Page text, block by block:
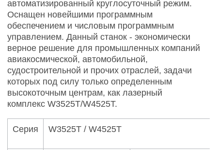
автоматизированный круглосуточный режим.
Оснащен новейшими программным
обеспечением и числовым программным
управлением. Данный станок - экономически
верное решение для промышленных компаний
авиакосмической, автомобильной,
судостроительной и прочих отраслей, задачи
которых под силу только определенным
высокоточным центрам, как лазерный
комплекс W3525T/W4525T.
Серия W3525T / W4525T